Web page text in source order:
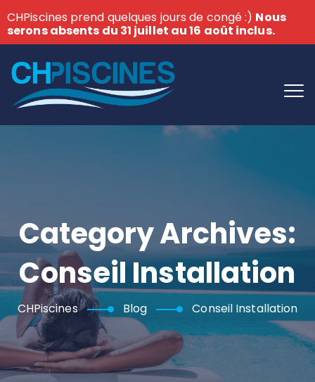
Category Archives:
Conseil Installation
CHPiscines Blog Conseil Installation
CHPiscines prend quelques jours de congé :) Nous
serons absents du 31 juillet au 16 août inclus.